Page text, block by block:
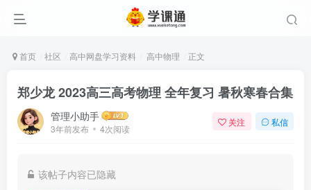
首页 社区 高中网盘学习资料 高中物理 正文
郑少龙 2023高三高考物理 全年复习 暑秋寒春合集
管理小助手
3年前发布 4次阅读
关注 私信
该帖子内容已隐藏